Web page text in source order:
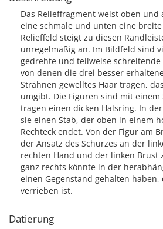
Das Relieffragment weist oben und
eine schmale und unten eine
Relieffeld steigt zu diesen
unregelmäßig an. Im Bildfeld sind
gedrehte und teilweise schreitende
von denen die drei besser
Strähnen gewelltes Haar tragen,
umgibt. Die Figuren sind mit
tragen einen dicken Halsring. In
sie einen Stab, der oben in einem
Rechteck endet. Von der Figur am
der Ansatz des Schurzes an der
rechten Hand und der linken Brust
ganz rechts könnte in der
einen Gegenstand gehalten
verrieben ist.
Datierung